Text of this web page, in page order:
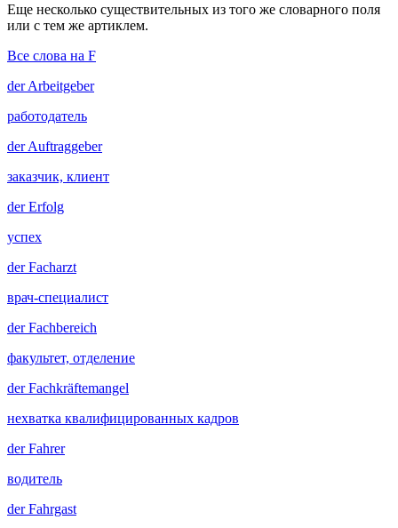
Еще несколько существительных из того же словарного поля
или с тем же артиклем.
Все слова на F
derArbeitgeber
работодатель
derAuftraggeber
заказчик, клиент
derErfolg
успех
derFacharzt
врач-специалист
derFachbereich
факультет, отделение
derFachkräftemangel
нехватка квалифицированных кадров
derFahrer
водитель
derFahrgast